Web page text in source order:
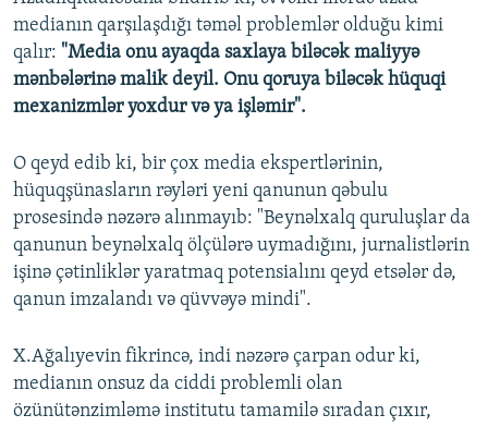
medianın qarşılaşdığı təməl problemlər olduğu kimi
qalır: "Media onu ayaqda saxlaya biləcək maliyyə
mənbələrinə malik deyil. Onu qoruya biləcək hüquqi
mexanizmlər yoxdur və ya işləmir".
O qeyd edib ki, bir çox media ekspertlərinin,
hüquqşünasların rəyləri yeni qanunun qəbulu
prosesində nəzərə alınmayıb: "Beynəlxalq quruluşlar da
qanunun beynəlxalq ölçülərə uymadığını, jurnalistlərin
işinə çətinliklər yaratmaq potensialını qeyd etsələr də,
qanun imzalandı və qüvvəyə mindi".
X.Ağalıyevin fikrincə, indi nəzərə çarpan odur ki,
medianın onsuz da ciddi problemli olan
özünütənzimləmə institutu tamamilə sıradan çıxır,